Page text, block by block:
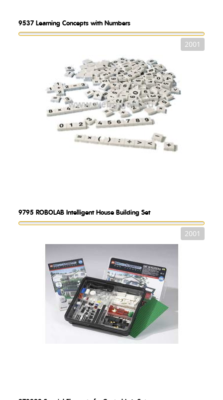
9537 Learning Concepts with Numbers
2001
9795 ROBOLAB Intelligent House Building Set
2001